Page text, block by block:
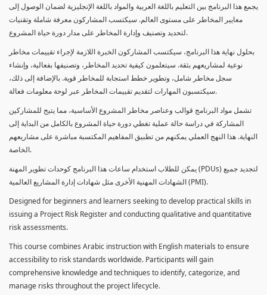
يجمع هذا البرنامج بين التعليم باللغة العربية والمواد باللغة الإنجليزية لضمان الوصول إلى
معايير المخاطر على مستوى العالم. سيكتسب المشاركون معرفة شاملة وتقنيات
لتحديد وتصنيف وإدارة المخاطر على مدار دورة حياة المشروع.
بحلول نهاية هذا البرنامج، سيكتسب المشاركون الخبرة اللازمة لإجراء تقييمات مخاطر
نوعية لمشاريعهم بثقة. سيتعلمون كيفية تحديد المخاطر، وتصنيفها بفعالية، وإنشاء
سجل مخاطر شامل، وتطوير خطط استجابة للمخاطر قوية. بالإضافة إلى ذلك،
سيكتسبون المهارات لتقديم تقييمات المخاطر عبر لوحة معلومات فعالة.
تشمل مواد البرنامج قوالب وعناصر مخاطر المشروع الأساسية، مما يتيح للمشاركين
المشاركة في دراسة حالة عملية تغطي دورة حياة المشروع بالكامل من البداية إلى
النهاية. هذا النهج العملي يمكنهم من تطبيق المفاهيم المكتسبة مباشرة على مشاريعهم
الخاصة.
يمكن للطلاب استخدام ساعات هذا البرنامج كوحدات تطوير المهنة (PDUs) لتجديد جميع
الشهادات المهنية الأخرى مثل شهادات إدارة المشاريع العالمية (PMI).
Designed for beginners and learners seeking to develop practical skills in
issuing a Project Risk Register and conducting qualitative and quantitative
risk assessments.
This course combines Arabic instruction with English materials to ensure
accessibility to risk standards worldwide. Participants will gain
comprehensive knowledge and techniques to identify, categorize, and
manage risks throughout the project lifecycle.